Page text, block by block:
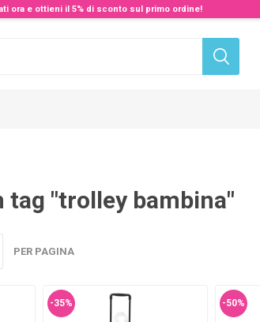
ora e ottieni il 5% di sconto sul primo ordine!
tag "trolley bambina"
PER PAGINA
-35% -50%